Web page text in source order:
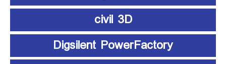
civil 3D
Digsilent PowerFactory